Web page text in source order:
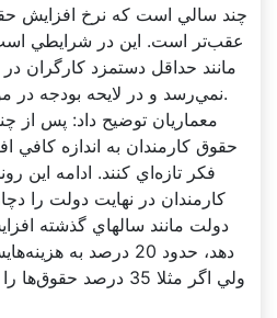
چند سالي است که نرخ افزايش
عقب‌تر است. اين در شرايطي
مانند حداقل دستمزد کارگران
نمي‌رسد و در لايحه بودجه در مورد آن تصميم‌گيري مي‌شود.
معماريان توضيح داد: پس از
حقوق کارمندان به اندازه کافي
فکر تازه‌اي کنند. ادامه اين
کارمندان در نهايت دولت را
دولت مانند سالهاي گذشته
ولي اگر مثلا 35 درصد